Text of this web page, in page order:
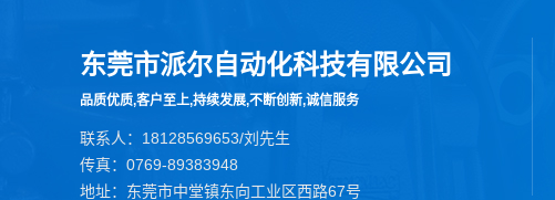
东莞市派尔自动化科技有限公司
品质优质,客户至上,持续发展,不断创新,诚信服务
联系人：18128569653/刘先生
传真：0769-89383948
地址：东莞市中堂镇东向工业区西路67号